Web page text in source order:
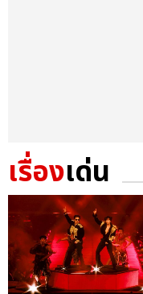
เรื่องเด่น